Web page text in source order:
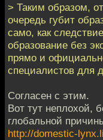
> Таким образом,
очередь губит
само, как
образование без
прямо и
специалистов для
Согласен с этим.
Вот тут неплохой,
глобальной
http://domestic-